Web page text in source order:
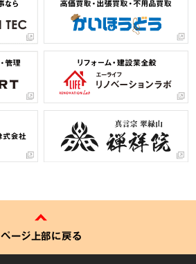
ページ上部に戻る